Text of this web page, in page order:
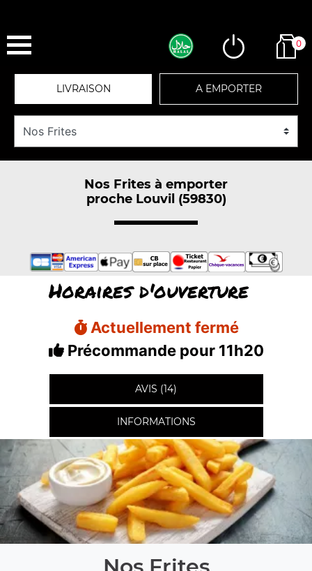
0
LIVRAISON A EMPORTER
Nos Frites à emporter
proche Louvil (59830)
Horaires d'ouverture
Actuellement fermé
Précommande pour 11h20
AVIS (14)
INFORMATIONS